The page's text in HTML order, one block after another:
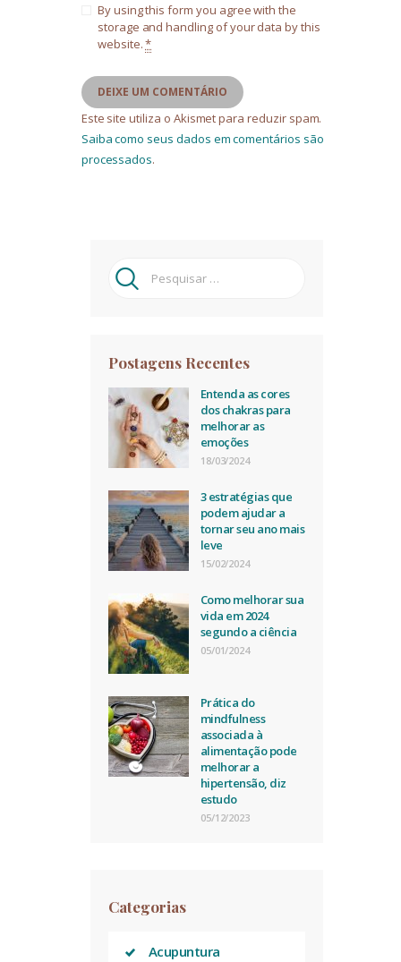
By using this form you agree with the
storage and handling of your data by this
website.*
Este site utiliza o Akismet para reduzir spam.
Saiba como seus dados em comentários são
processados.
Pesquisar
por:
Postagens Recentes
Entenda as cores
dos chakras para
melhorar as
emoções
18/03/2024
3 estratégias que
podem ajudar a
tornar seu ano mais
leve
15/02/2024
Como melhorar sua
vida em 2024
segundo a ciência
05/01/2024
Prática do
mindfulness
associada à
alimentação pode
melhorar a
hipertensão, diz
estudo
05/12/2023
Categorias
Acupuntura